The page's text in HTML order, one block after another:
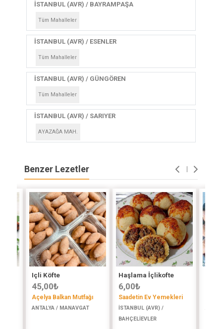
İSTANBUL (AVR) / BAYRAMPAŞA
Tüm Mahalleler
İSTANBUL (AVR) / ESENLER
Tüm Mahalleler
İSTANBUL (AVR) / GÜNGÖREN
Tüm Mahalleler
İSTANBUL (AVR) / SARIYER
AYAZAĞA MAH.
Benzer Lezetler
Içli Köfte
45,00₺
Açelya Balkan Mutfağı
ANTALYA / MANAVGAT
Haşlama İçlikofte
6,00₺
Saadetin Ev Yemekleri
İSTANBUL (AVR) /
BAHÇELİEVLER